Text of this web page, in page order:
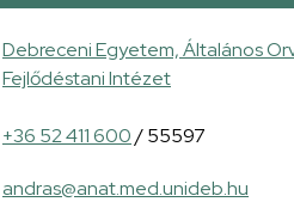
Debreceni Egyetem, Általános
Fejlődéstani Intézet
+36 52 411 600/ 55597
andras@anat.med.unideb.hu